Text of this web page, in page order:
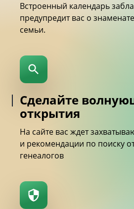
Встроенный календарь
предупредит вас о
семьи.
Сделайте
открытия
На сайте вас ждет
и рекомендации по поиску
генеалогов